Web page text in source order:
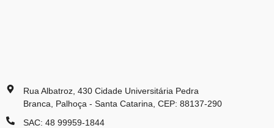
Rua Albatroz, 430 Cidade Universitária Pedra
Branca, Palhoça - Santa Catarina, CEP: 88137-290
SAC: 48 99959-1844